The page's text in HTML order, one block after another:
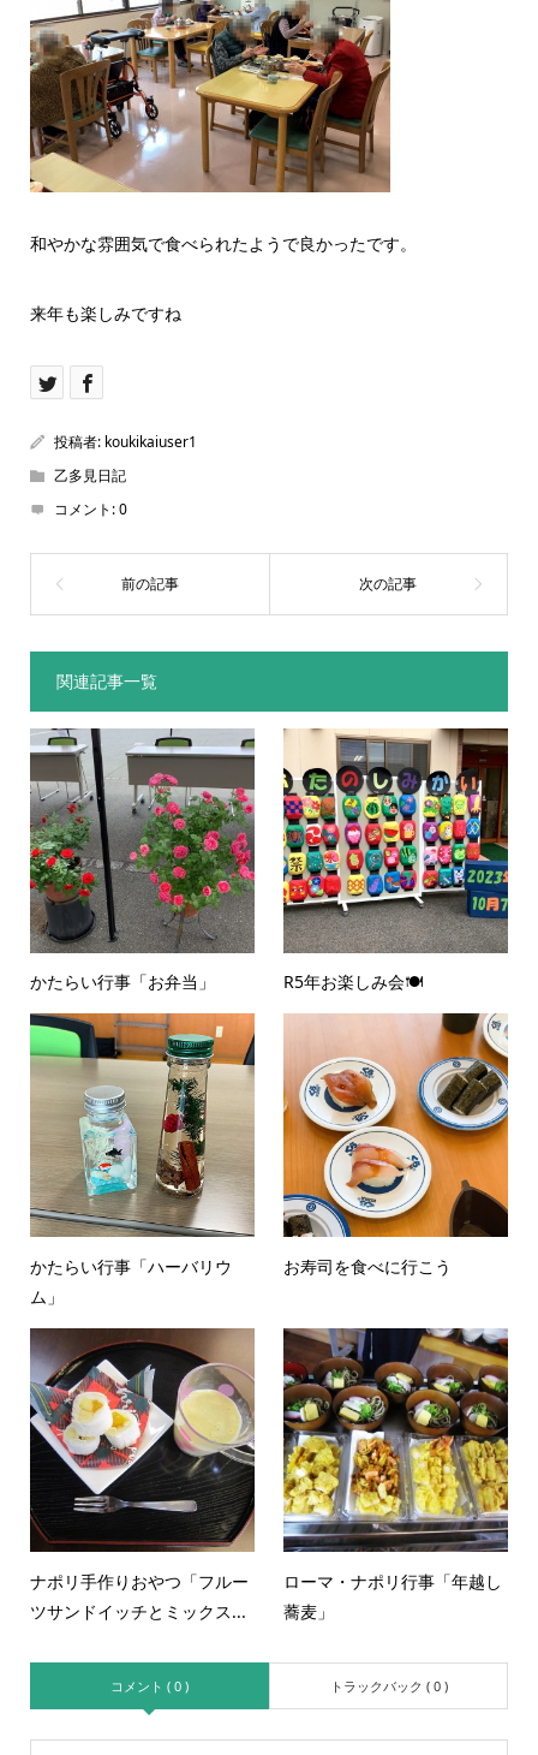
和やかな雰囲気で食べられたようで良かったです。
来年も楽しみですね
投稿者: koukikaiuser1
乙多見日記
コメント:0
関連記事一覧
かたらい行事「お弁当」 R5年お楽しみ会🍽️
かたらい行事「ハーバリウ
ム」
お寿司を食べに行こう
ナポリ手作りおやつ「フルー
ツサンドイッチとミックス...
ローマ・ナポリ行事「年越し
蕎麦」
コメント ( 0 ) トラックバック ( 0 )